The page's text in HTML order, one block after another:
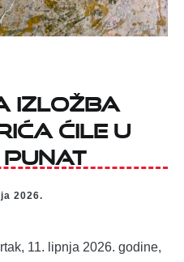
izložba
Ćile u
2026.
11. lipnja 2026. godine,